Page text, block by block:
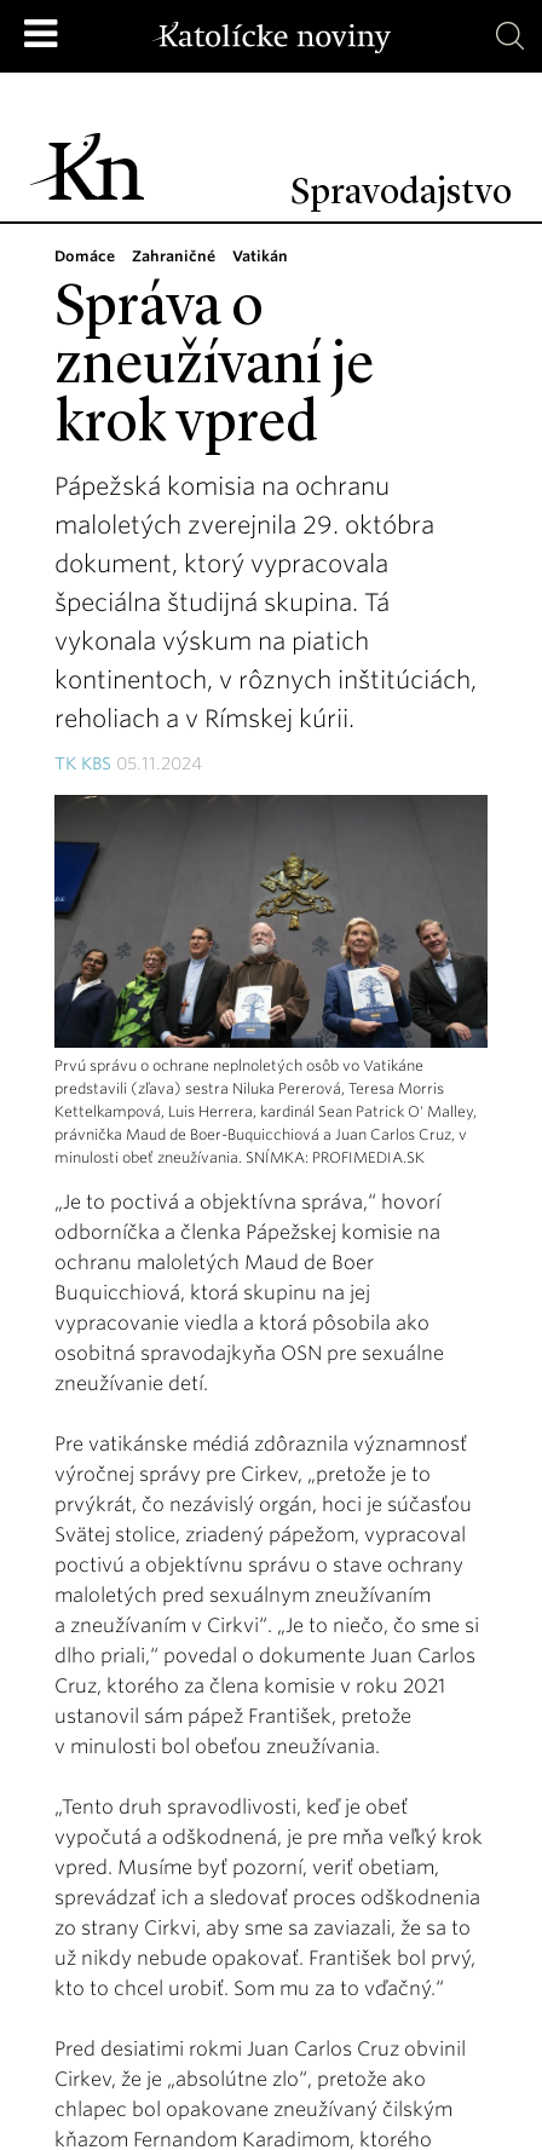
Spravodajstvo
Domáce Zahraničné Vatikán
Správa o
zneužívaní je
krok vpred
Pápežská komisia na ochranu
maloletých zverejnila 29. októbra
dokument, ktorý vypracovala
špeciálna študijná skupina. Tá
vykonala výskum na piatich
kontinentoch, v rôznych inštitúciách,
reholiach a v Rímskej kúrii.
TK KBS 05.11.2024
Prvú správu o ochrane neplnoletých osôb vo Vatikáne
predstavili (zľava) sestra Niluka Pererová, Teresa Morris
Kettelkampová, Luis Herrera, kardinál Sean Patrick O' Malley,
právnička Maud de Boer-Buquicchiová a Juan Carlos Cruz, v
minulosti obeť zneužívania. SNÍMKA: PROFIMEDIA.SK
„Je to poctivá a objektívna správa,“ hovorí
odborníčka a členka Pápežskej komisie na
ochranu maloletých Maud de Boer
Buquicchiová, ktorá skupinu na jej
vypracovanie viedla a ktorá pôsobila ako
osobitná spravodajkyňa OSN pre sexuálne
zneužívanie detí.
Pre vatikánske médiá zdôraznila významnosť
výročnej správy pre Cirkev, „pretože je to
prvýkrát, čo nezávislý orgán, hoci je súčasťou
Svätej stolice, zriadený pápežom, vypracoval
poctivú a objektívnu správu o stave ochrany
maloletých pred sexuálnym zneužívaním
a zneužívaním v Cirkvi“. „Je to niečo, čo sme si
dlho priali,“ povedal o dokumente Juan Carlos
Cruz, ktorého za člena komisie v roku 2021
ustanovil sám pápež František, pretože
v minulosti bol obeťou zneužívania.
„Tento druh spravodlivosti, keď je obeť
vypočutá a odškodnená, je pre mňa veľký krok
vpred. Musíme byť pozorní, veriť obetiam,
sprevádzať ich a sledovať proces odškodnenia
zo strany Cirkvi, aby sme sa zaviazali, že sa to
už nikdy nebude opakovať. František bol prvý,
kto to chcel urobiť. Som mu za to vďačný.“
Pred desiatimi rokmi Juan Carlos Cruz obvinil
Cirkev, že je „absolútne zlo“, pretože ako
chlapec bol opakovane zneužívaný čilským
kňazom Fernandom Karadimom, ktorého